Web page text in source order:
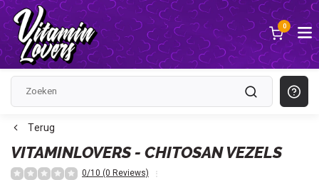
0
Terug
VITAMINLOVERS - CHITOSAN VEZELS
0/10 (0 Reviews)